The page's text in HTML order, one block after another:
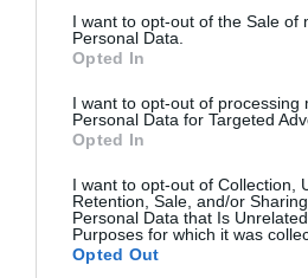
consent section.
I want to opt-out of the Sale of
Personal Data.
Opted In
I want to opt-out of processing
Personal Data for Targeted
Opted In
I want to opt-out of Collection,
Retention, Sale, and/or
Personal Data that Is
Purposes for which it was
Opted Out